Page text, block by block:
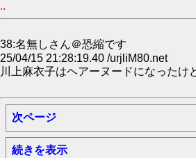
..
38:名無しさん＠恐縮です
25/04/15 21:28:19.40 /urjliM80.net
川上麻衣子はヘアーヌードになったけ
次ページ
続きを表示